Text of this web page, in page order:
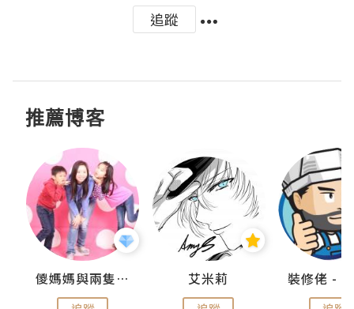
追蹤
推薦博客
儍媽媽與兩隻小魔怪之家 艾米莉